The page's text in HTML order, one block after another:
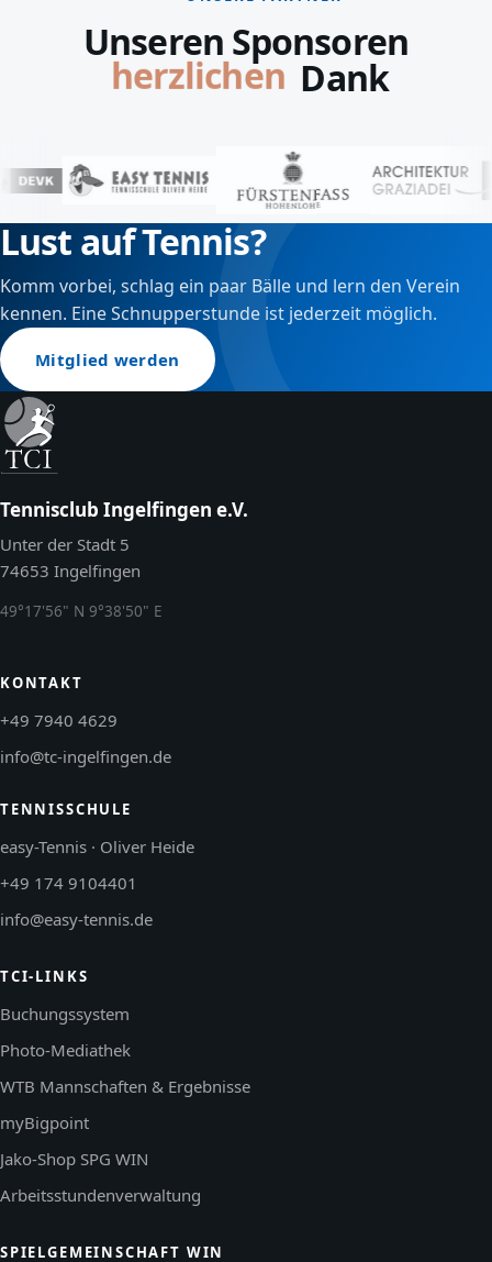
Unseren Sponsoren
lieben Dank
Lust auf Tennis?
Komm vorbei, schlag ein paar Bälle und lern den Verein
kennen. Eine Schnupperstunde ist jederzeit möglich.
Mitglied werden
Tennisclub Ingelfingen e.V.
Unter der Stadt 5
74653 Ingelfingen
49°17'56" N 9°38'50" E
KONTAKT
+49 7940 4629
info@tc-ingelfingen.de
TENNISSCHULE
easy-Tennis · Oliver Heide
+49 174 9104401
info@easy-tennis.de
TCI-LINKS
Buchungssystem
Photo-Mediathek
WTB Mannschaften & Ergebnisse
myBigpoint
Jako-Shop SPG WIN
Arbeitsstundenverwaltung
SPIELGEMEINSCHAFT WIN